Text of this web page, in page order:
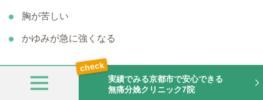
胸が苦しい
かゆみが急に強くなる
「かゆいだけ」と自己判断せず、ほかの症状がある場合は
すぐに知らせましょう。
実績でみる京都市で安心できる
無痛分娩クリニック7院